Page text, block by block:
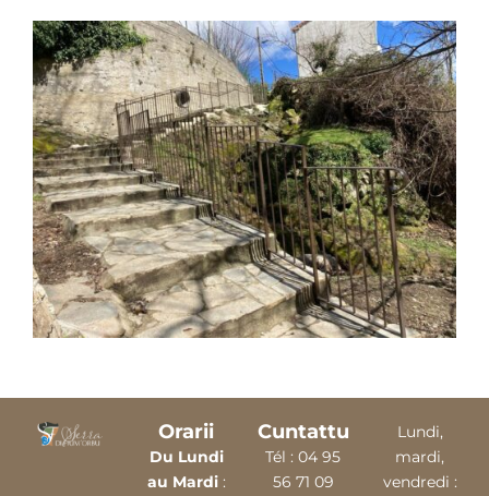
Orarii
Du Lundi
au Mardi:
Cuntattu
Tél : 04 95
56 71 09
Lundi,
mardi,
vendredi :